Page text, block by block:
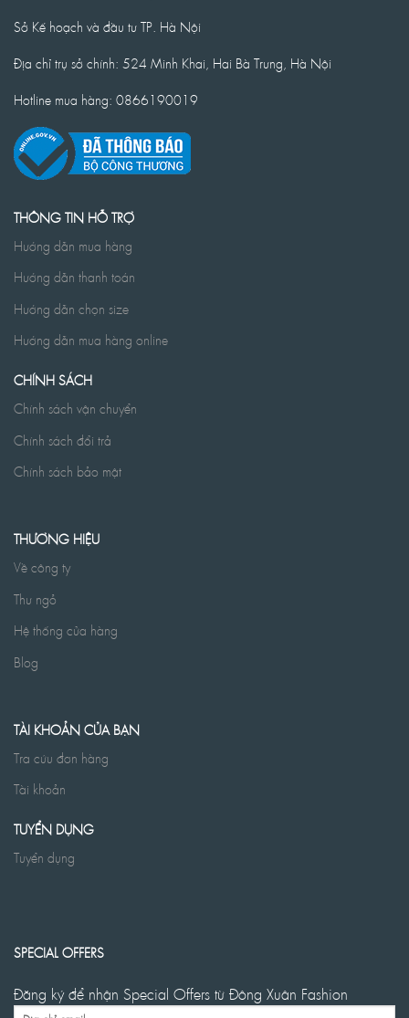
Sở Kế hoạch và đầu tư TP. Hà Nội
Địa chỉ trụ sở chính: 524 Minh Khai, Hai Bà Trưng, Hà Nội
Hotline mua hàng: 0866190019
THÔNG TIN HỖ TRỢ
Hướng dẫn mua hàng
Hướng dẫn thanh toán
Hướng dẫn chọn size
Hướng dẫn mua hàng online
CHÍNH SÁCH
Chính sách vận chuyển
Chính sách đổi trả
Chính sách bảo mật
THƯƠNG HIỆU
Về công ty
Thư ngỏ
Hệ thống cửa hàng
Blog
TÀI KHOẢN CỦA BẠN
Tra cứu đơn hàng
Tài khoản
TUYỂN DỤNG
Tuyển dụng
SPECIAL OFFERS
Đăng ký để nhận Special Offers từ Đông Xuân Fashion